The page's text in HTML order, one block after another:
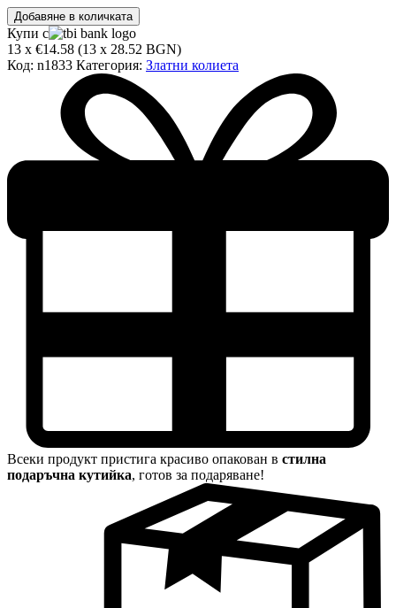
количество
за
Златно
колие
Добавяне в количката
Купи с
13 x €14.58 (13 x 28.52 BGN)
Код: n1833 Категория: Златни колиета
Всеки продукт пристига красиво опакован в стилна
подаръчна кутийка, готов за подаряване!